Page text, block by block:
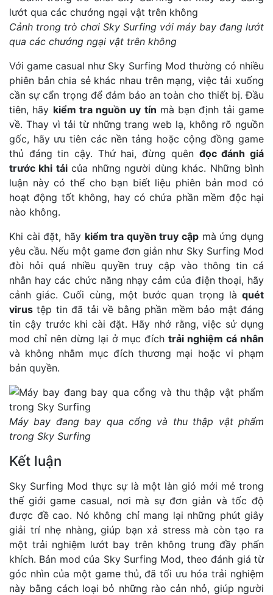
Cảnh trong trò chơi Sky Surfing với máy bay đang lướt
qua các chướng ngại vật trên không
Với game casual như Sky Surfing Mod thường có nhiều
phiên bản chia sẻ khác nhau trên mạng, việc tải xuống
cần sự cẩn trọng để đảm bảo an toàn cho thiết bị. Đầu
tiên, hãy kiểm tra nguồn uy tín mà bạn định tải game
về. Thay vì tải từ những trang web lạ, không rõ nguồn
gốc, hãy ưu tiên các nền tảng hoặc cộng đồng game
thủ đáng tin cậy. Thứ hai, đừng quên đọc đánh giá
trước khi tảicủa những người dùng khác. Những bình
luận này có thể cho bạn biết liệu phiên bản mod có
hoạt động tốt không, hay có chứa phần mềm độc hại
nào không.
Khi cài đặt, hãy kiểm tra quyền truy cập mà ứng dụng
yêu cầu. Nếu một game đơn giản như Sky Surfing Mod
đòi hỏi quá nhiều quyền truy cập vào thông tin cá
nhân hay các chức năng nhạy cảm của điện thoại, hãy
cảnh giác. Cuối cùng, một bước quan trọng là quét
virus tệp tin đã tải về bằng phần mềm bảo mật đáng
tin cậy trước khi cài đặt. Hãy nhớ rằng, việc sử dụng
mod chỉ nên dừng lại ở mục đíchtrải nghiệm cá nhân
và không nhằm mục đích thương mại hoặc vi phạm
bản quyền.
Máy bay đang bay qua cổng và thu thập vật phẩm
trong Sky Surfing
Kết luận
Sky Surfing Mod thực sự là một làn gió mới mẻ trong
thế giới game casual, nơi mà sự đơn giản và tốc độ
được đề cao. Nó không chỉ mang lại những phút giây
giải trí nhẹ nhàng, giúp bạn xả stress mà còn tạo ra
một trải nghiệm lướt bay trên không trung đầy phấn
khích. Bản mod của Sky Surfing Mod, theo đánh giá từ
góc nhìn của một game thủ, đã tối ưu hóa trải nghiệm
này bằng cách loại bỏ những rào cản nhỏ, giúp người